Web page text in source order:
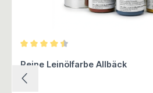
Reine Leinölfarbe Allbäck